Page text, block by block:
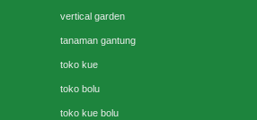
vertical garden
tanaman gantung
toko kue
toko bolu
toko kue bolu